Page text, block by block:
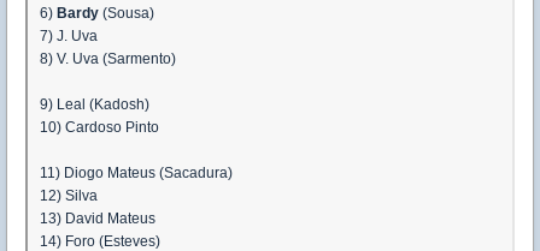
6) Bardy (Sousa)
7) J. Uva
8) V. Uva (Sarmento)
9) Leal (Kadosh)
10) Cardoso Pinto
11) Diogo Mateus (Sacadura)
12) Silva
13) David Mateus
14) Foro (Esteves)